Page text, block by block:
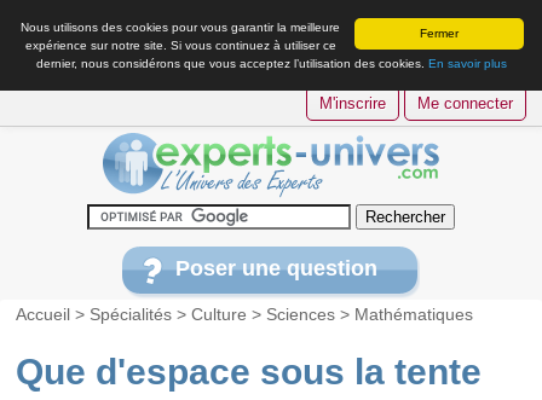
Fermer
Nous utilisons des cookies pour vous garantir la meilleure
expérience sur notre site. Si vous continuez à utiliser ce
dernier, nous considérons que vous acceptez l’utilisation des cookies. En savoir plus
M'inscrire Me connecter
Poser une question
Accueil > Spécialités >Culture > Sciences > Mathématiques
Que d'espace sous la tente